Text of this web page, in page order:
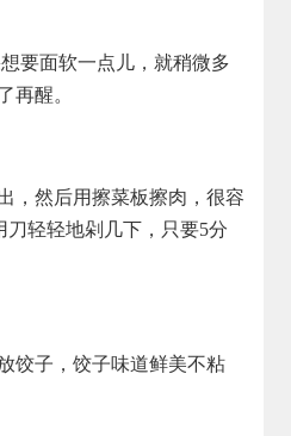
要面软一点儿，就稍微多
再醒。
，然后用擦菜板擦肉，很容
轻轻地剁几下，只要5分
饺子，饺子味道鲜美不粘